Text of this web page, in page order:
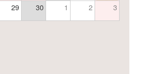
の会
29 30 1 2 3